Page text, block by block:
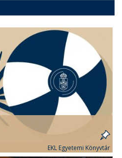
EKL Egyetemi Könyvtár